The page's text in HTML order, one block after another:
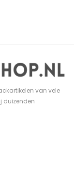
van vele
duizenden